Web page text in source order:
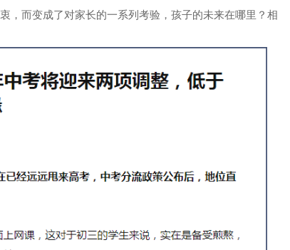
，而变成了对家长的一系列考验，孩子的未来在哪里？相